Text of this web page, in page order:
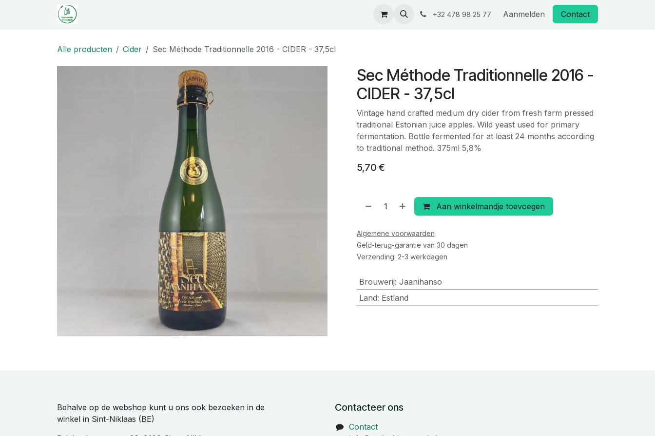
Overslaan naar inhoud
+32 478 98 25 77 Aanmelden Contact
Alle producten Cider Sec Méthode Traditionnelle 2016 - CIDER - 37,5cl
Sec Méthode Traditionnelle 2016 -
CIDER - 37,5cl
Vintage hand crafted medium dry cider from fresh farm pressed
traditional Estonian juice apples. Wild yeast used for primary
fermentation. Bottle fermented for at least 24 months according
to traditional method. 375ml 5,8%
5,70 €
Aan winkelmandje toevoegen
Algemene voorwaarden
Geld-terug-garantie van 30 dagen
Verzending: 2-3 werkdagen
Brouwerij: Jaanihanso
Land: Estland
Behalve op de webshop kunt u ons ook bezoeken in de
winkel in Sint-Niklaas (BE)
Contacteer ons
Contact